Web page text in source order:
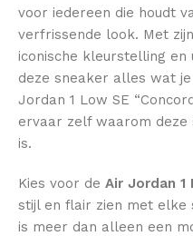
voor iedereen die houdt
verfrissende look. Met
iconische kleurstelling
deze sneaker alles wat
Jordan 1 Low SE
ervaar zelf waarom
is.
Kies voor de Air Jordan 1
stijl en flair zien met elke
is meer dan alleen een